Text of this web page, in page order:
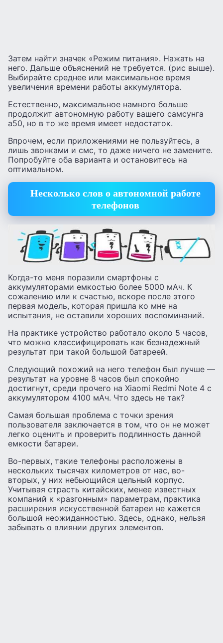
Затем найти значек «Режим питания». Нажать на
него. Дальше объяснений не требуется. (рис выше).
Выбирайте среднее или максимальное время
увеличения времени работы аккумулятора.
Естественно, максимальное намного больше
продолжит автономную работу вашего самсунга
а50, но в то же время имеет недостаток.
Впрочем, если приложениями не пользуйтесь, а
лишь звонками и смс, то даже ничего не замените.
Попробуйте оба варианта и остановитесь на
оптимальном.
Несколько слов о автономной работе
телефонов
Когда-то меня поразили смартфоны с
аккумуляторами емкостью более 5000 мАч. К
сожалению или к счастью, вскоре после этого
первая модель, которая пришла ко мне на
испытания, не оставили хороших воспоминаний.
На практике устройство работало около 5 часов,
что можно классифицировать как безнадежный
результат при такой большой батареей.
Следующий похожий на него телефон был лучше —
результат на уровне 8 часов был спокойно
достигнут, среди прочего на Xiaomi Redmi Note 4 с
аккумулятором 4100 мАч. Что здесь не так?
Самая большая проблема с точки зрения
пользователя заключается в том, что он не может
легко оценить и проверить подлинность данной
емкости батареи.
Во-первых, такие телефоны расположены в
нескольких тысячах километров от нас, во-
вторых, у них небьющийся цельный корпус.
Учитывая страсть китайских, менее известных
компаний к «разгонным» параметрам, практика
расширения искусственной батареи не кажется
большой неожиданностью. Здесь, однако, нельзя
забывать о влиянии других элементов.